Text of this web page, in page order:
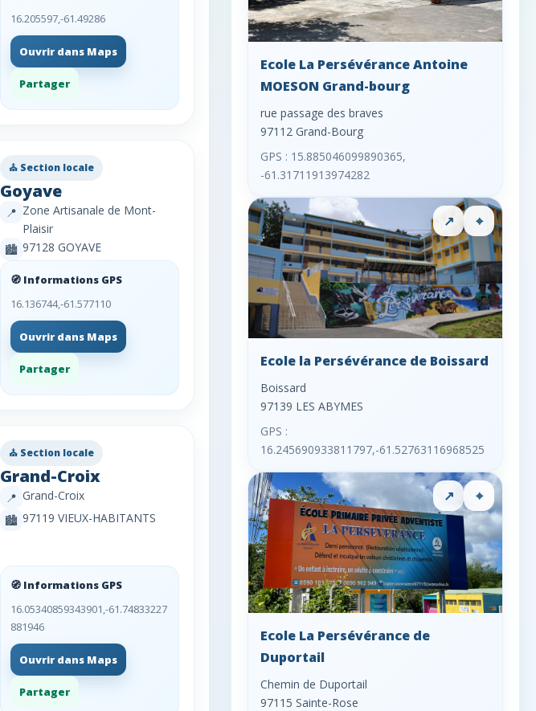
16.205597,-61.49286
Ouvrir dans Maps
Partager
⛪ Section locale
Goyave
📍 Zone Artisanale de Mont-
Plaisir
🏙️ 97128 GOYAVE
🧭 Informations GPS
16.136744,-61.577110
Ouvrir dans Maps
Partager
⛪ Section locale
Grand-Croix
📍 Grand-Croix
🏙️ 97119 VIEUX-HABITANTS
🧭 Informations GPS
16.05340859343901,-61.74833227
881946
Ouvrir dans Maps
Partager
Ecole La Persévérance Antoine
MOESON Grand-bourg
rue passage des braves
97112 Grand-Bourg
GPS : 15.885046099890365,
-61.31711913974282
↗ ⌖
Ecole la Persévérance de Boissard
Boissard
97139 LES ABYMES
GPS :
16.245690933811797,-61.52763116968525
↗ ⌖
Ecole La Persévérance de
Duportail
Chemin de Duportail
97115 Sainte-Rose